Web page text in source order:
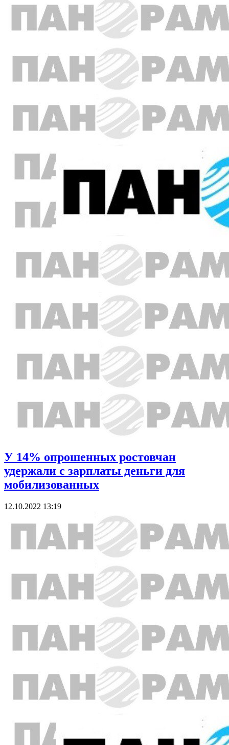
У 14% опрошенных ростовчан
удержали с зарплаты деньги для
мобилизованных
12.10.2022 13:19